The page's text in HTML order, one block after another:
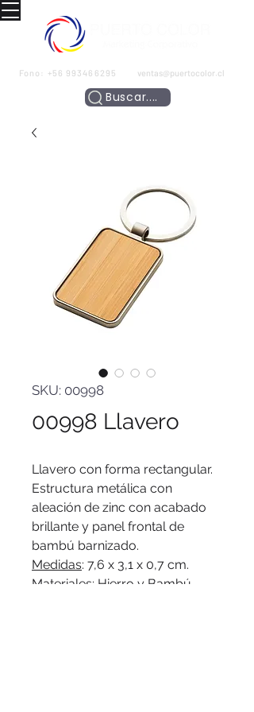
Fono: +56 993466295 ventas@puertocolor.cl
Buscar....
SKU: 00998
00998 Llavero
Llavero con forma rectangular.
Estructura metálica con
aleación de zinc con acabado
brillante y panel frontal de
bambú barnizado.
Medidas: 7,6 x 3,1 x 0,7 cm.
Materiales: Hierro y Bambú.